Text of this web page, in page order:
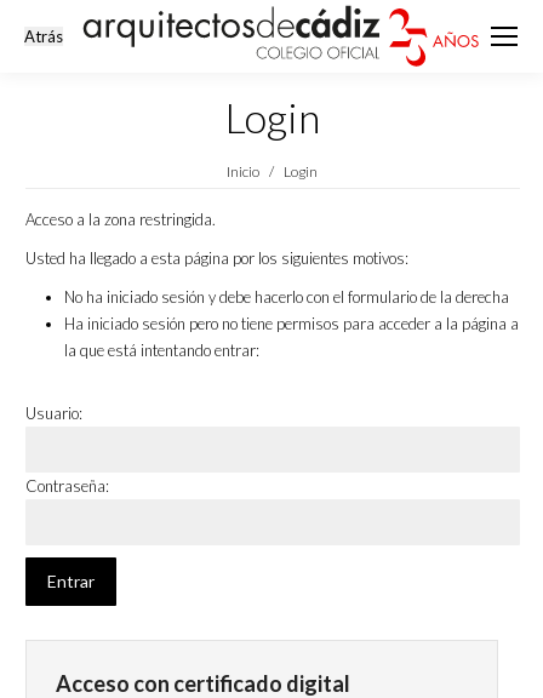
Login
Estás aquí:
Inicio Login
Acceso a la zona restringida.
Usted ha llegado a esta página por los siguientes motivos:
No ha iniciado sesión y debe hacerlo con el formulario de la derecha
Ha iniciado sesión pero no tiene permisos para acceder a la página a
la que está intentando entrar:
Usuario:
Contraseña:
Acceso con certificado digital